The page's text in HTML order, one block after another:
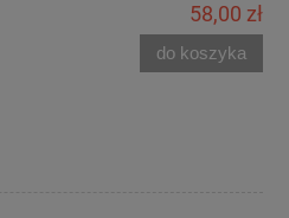
58,00 zł
do koszyka